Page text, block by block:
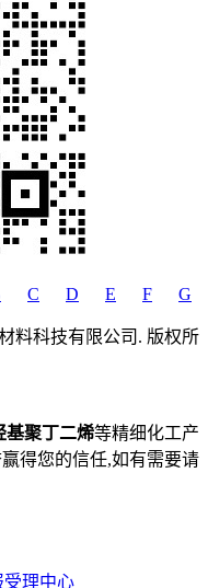
C D E F G
料科技有限公司. 版权所
基聚丁二烯等精细化工产
得您的信任,如有需要请